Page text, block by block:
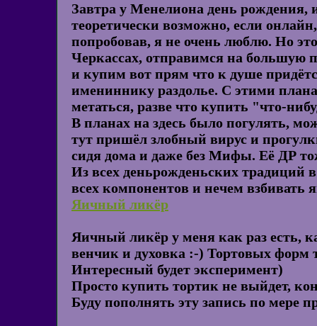
Завтра у Менелиона день рождения,
теоретически возможно, если
попробовав, я не очень люблю. Но
Черкассах, отправимся на большую
и купим вот прям что к душе
имениннику раздолье. С этими
метаться, разве что купить "что-
В планах на здесь было погулять,
тут пришёл злобный вирус и
сидя дома и даже без Мифы. Её ДР
Из всех деньрожденьских традиций
всех компонентов и нечем
Яичный ликёр
Яичный ликёр у меня как раз есть,
венчик и духовка :-) Тортовых форм
Интересный будет эксперимент)
Просто купить тортик не выйдет,
Буду пополнять эту запись по мере